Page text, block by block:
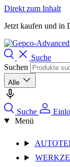
Direkt zum Inhalt
Jetzt kaufen und in
Suche
Suchen
Alle
Suche
Menü